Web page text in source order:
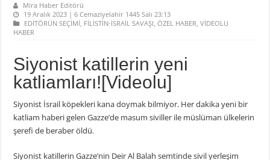
Mira Haber Editörü
19 Aralık 2023 | 6 Cemaziyelahir 1445 Salı 23:13
EDİTÖRÜN SEÇİMİ, FİLİSTİN-İSRAİL SAVAŞI,ÖZEL HABER,VİDEOLU
HABER
Siyonist katillerin yeni
katliamları![Videolu]
Siyonist İsrail köpekleri kana doymak bilmiyor. Her dakika yeni bir
katliam haberi gelen Gazze’de masum siviller ile müslüman ülkelerin
şerefi de beraber öldü.
Siyonist katillerin Gazze’nin Deir Al Balah semtinde sivil yerleşim